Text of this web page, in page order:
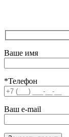
Ваше имя
*Телефон
Ваш e-mail